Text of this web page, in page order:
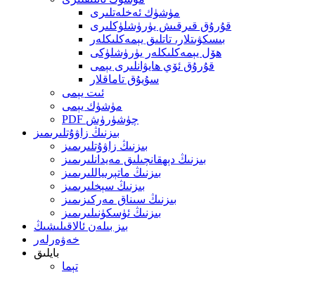
مۈشۈك ئەخلەتلىرى
قۇرۇق قىرقىش يۈرۈشلۈكلىرى
بىسكۋىتلار، تاتلىق يېمەكلىكلەر
ھۆل يېمەكلىكلەر يۈرۈشلۈكى
قۇرۇق ئۆي ھايۋانلىرى يېمى
سۇيۇق تاماقلار
ئىت يېمى
مۈشۈك يېمى
PDF چۈشۈرۈش
بىزنىڭ زاۋۇتلىرىمىز
بىزنىڭ زاۋۇتلىرىمىز
بىزنىڭ دېھقانچىلىق مەيدانلىرىمىز
بىزنىڭ ماتېرىياللىرىمىز
بىزنىڭ سېخلىرىمىز
بىزنىڭ سىناق مەركىزىمىز
بىزنىڭ ئۈسكۈنىلىرىمىز
بىز بىلەن ئالاقىلىشىڭ
خەۋەرلەر
بايلىق
تېما